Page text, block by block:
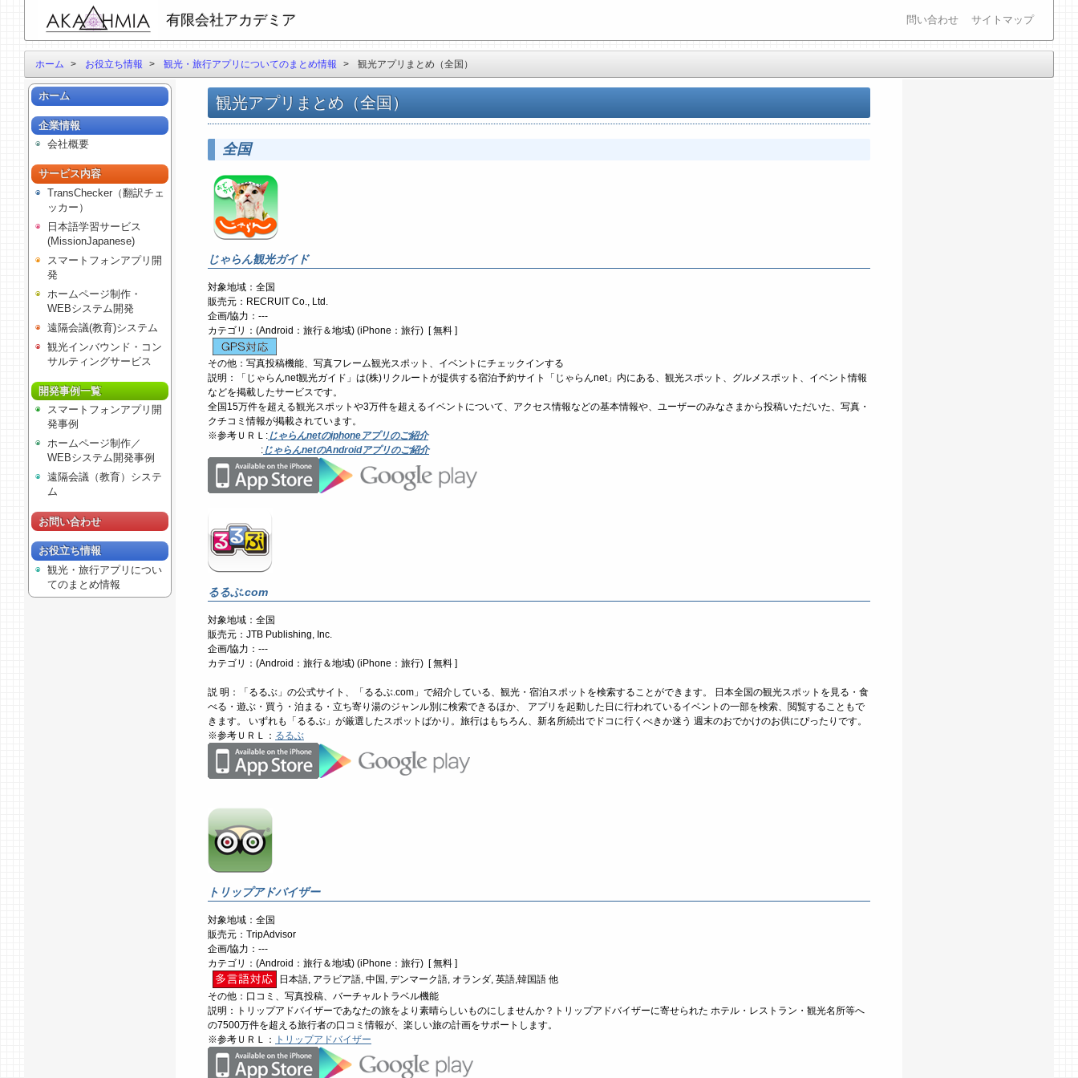
有限会社アカデミア 問い合わせ サイトマップ
ホーム > お役立ち情報 > 観光・旅行アプリについてのまとめ情報 > 観光アプリまとめ（全国）
観光アプリまとめ（全国）
全国
じゃらん観光ガイド
対象地域：全国
販売元：RECRUIT Co., Ltd.
企画/協力：---
カテゴリ：(Android：旅行＆地域) (iPhone：旅行) [ 無料 ]
その他：写真投稿機能、写真フレーム観光スポット、イベントにチェックインする
説明：「じゃらんnet観光ガイド」は(株)リクルートが提供する宿泊予約サイト「じゃらんnet」内にある、観光スポット、グルメスポット、イベント情報
などを掲載したサービスです。
全国15万件を超える観光スポットや3万件を超えるイベントについて、アクセス情報などの基本情報や、ユーザーのみなさまから投稿いただいた、写真・
クチコミ情報が掲載されています。
※参考ＵＲＬ: じゃらんnetのiphoneアプリのご紹介
: じゃらんnetのAndroidアプリのご紹介
るるぶ.com
対象地域：全国
販売元：JTB Publishing, Inc.
企画/協力：---
カテゴリ：(Android：旅行＆地域) (iPhone：旅行) [ 無料 ]
説 明：「るるぶ」の公式サイト、「るるぶ.com」で紹介している、観光・宿泊スポットを検索することができます。 日本全国の観光スポットを見る・食
べる・遊ぶ・買う・泊まる・立ち寄り湯のジャンル別に検索できるほか、 アプリを起動した日に行われているイベントの一部を検索、閲覧することもで
きます。 いずれも「るるぶ」が厳選したスポットばかり。旅行はもちろん、新名所続出でドコに行くべきか迷う 週末のおでかけのお供にぴったりです。
※参考ＵＲＬ： るるぶ
トリップアドバイザー
対象地域：全国
販売元：TripAdvisor
企画/協力：---
カテゴリ：(Android：旅行＆地域) (iPhone：旅行) [ 無料 ]
日本語, アラビア語, 中国, デンマーク語, オランダ, 英語,韓国語 他
その他：口コミ、写真投稿、バーチャルトラベル機能
説明：トリップアドバイザーであなたの旅をより素晴らしいものにしませんか？トリップアドバイザーに寄せられた ホテル・レストラン・観光名所等へ
の7500万件を超える旅行者の口コミ情報が、楽しい旅の計画をサポートします。
※参考ＵＲＬ：
トリップアドバイザー
ホーム
企業情報
会社概要
サービス内容
TransChecker（翻訳チェ
ッカー）
日本語学習サービス
(MissionJapanese)
スマートフォンアプリ開
発
ホームページ制作・
WEBシステム開発
遠隔会議(教育)システム
観光インバウンド・コン
サルティングサービス
開発事例一覧
スマートフォンアプリ開
発事例
ホームページ制作／
WEBシステム開発事例
遠隔会議（教育）システ
ム
お問い合わせ
お役立ち情報
観光・旅行アプリについ
てのまとめ情報